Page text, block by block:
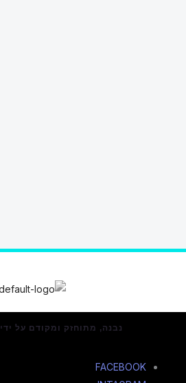
נבנה, מתוחזק ומקודם על ידי CLICKIN360
FACEBOOK